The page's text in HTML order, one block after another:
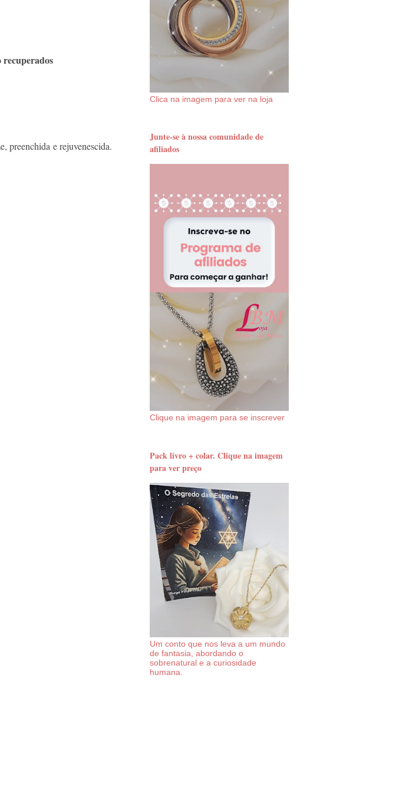
recuperados
preenchida e rejuvenescida.
Clica na imagem para ver na loja
Junte-se à nossa comunidade de
afiliados
Clique na imagem para se inscrever
Pack livro + colar. Clique na imagem
para ver preço
Um conto que nos leva a um mundo
de fantasia, abordando o
sobrenatural e a curiosidade
humana.